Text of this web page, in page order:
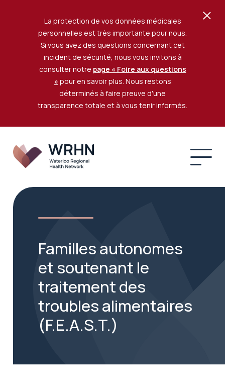
La protection de vos données médicales
personnelles est très importante pour nous.
Si vous avez des questions concernant cet
incident de sécurité, nous vous invitons à
consulter notre page « Foire aux questions
» pour en savoir plus. Nous restons
déterminés à faire preuve d'une
transparence totale et à vous tenir informés.
Familles autonomes
et soutenant le
traitement des
troubles alimentaires
(F.E.A.S.T.)